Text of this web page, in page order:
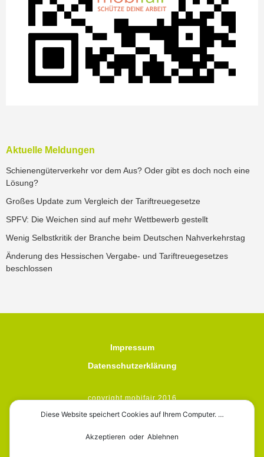
Aktuelle Meldungen
Schienengüterverkehr vor dem Aus? Oder gibt es doch noch eine
Lösung?
Großes Update zum Vergleich der Tariftreuegesetze
SPFV: Die Weichen sind auf mehr Wettbewerb gestellt
Wenig Selbstkritik der Branche beim Deutschen Nahverkehrstag
Änderung des Hessischen Vergabe- und Tariftreuegesetzes
beschlossen
Impressum
Datenschutzerklärung
copyright mobifair 2016
Diese Website speichert Cookies auf Ihrem Computer. …
Akzeptieren oder Ablehnen